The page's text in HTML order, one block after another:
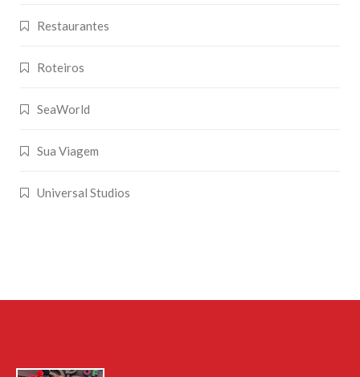
Restaurantes
Roteiros
SeaWorld
Sua Viagem
Universal Studios